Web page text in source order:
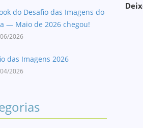
do Desafio das Imagens do
— Maio de 2026 chegou!
2026
das Imagens 2026
2026